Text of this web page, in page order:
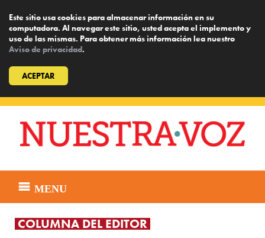
Este sitio usa cookies para almacenar información en su
computadora. Al navegar este sitio, usted acepta el implemento y
uso de las mismas. Para obtener más información lea nuestro
Aviso de privacidad.
ACEPTAR
content
MENU
COLUMNA DEL EDITOR